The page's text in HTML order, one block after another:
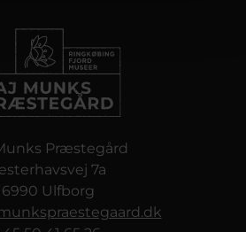
Præstegård
7a
6990 Ulfborg